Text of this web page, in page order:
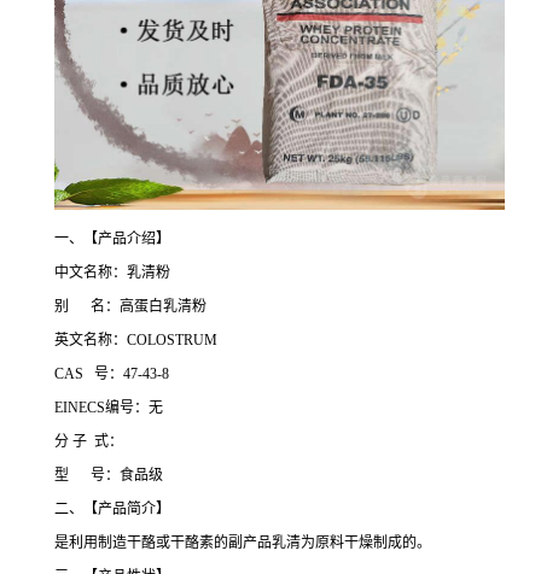
一、【产品介绍】
中文名称：乳清粉
别 名：高蛋白乳清粉
英文名称：COLOSTRUM
CAS 号：47-43-8
EINECS编号：无
分 子 式：
型 号：食品级
二、【产品简介】
是利用制造干酪或干酪素的副产品乳清为原料干燥制成的。